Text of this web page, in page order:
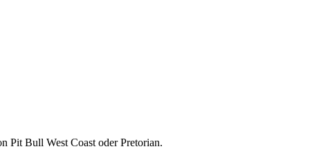
Pit Bull West Coast oder Pretorian.